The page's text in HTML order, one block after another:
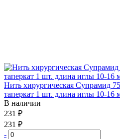
Нить хирургическая Супрамид
таперкат 1 шт. длина иглы 10-16
В наличии
231 ₽
231 ₽
-